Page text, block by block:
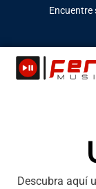
Encuentre
Descubra aquí